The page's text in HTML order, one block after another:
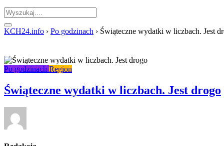
KCH24.info › Po godzinach › Świąteczne wydatki w liczbach. Jest
Po godzinach Region
Świąteczne wydatki w liczbach. Jest drogo